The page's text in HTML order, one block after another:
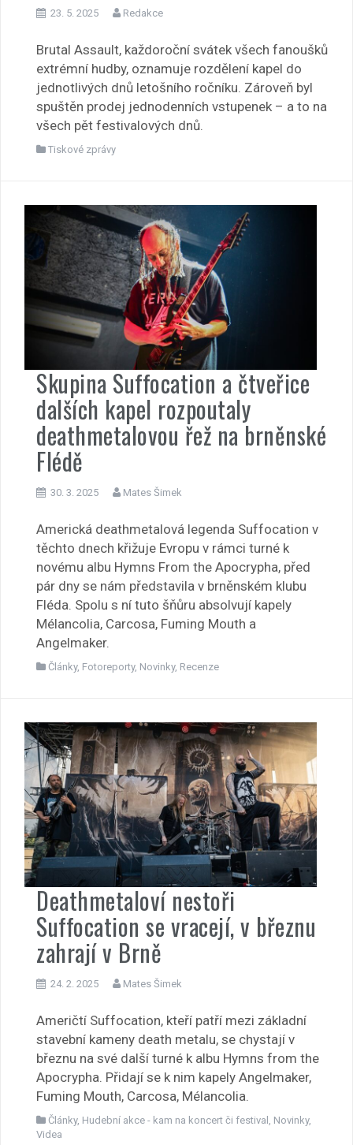
23. 5. 2025 Redakce
Brutal Assault, každoroční svátek všech fanoušků
extrémní hudby, oznamuje rozdělení kapel do
jednotlivých dnů letošního ročníku. Zároveň byl
spuštěn prodej jednodenních vstupenek – a to na
všech pět festivalových dnů.
Tiskové zprávy
Skupina Suffocation a čtveřice
dalších kapel rozpoutaly
deathmetalovou řež na brněnské
Flédě
30. 3. 2025 Mates Šimek
Americká deathmetalová legenda Suffocation v
těchto dnech křižuje Evropu v rámci turné k
novému albu Hymns From the Apocrypha, před
pár dny se nám představila v brněnském klubu
Fléda. Spolu s ní tuto šňůru absolvují kapely
Mélancolia, Carcosa, Fuming Mouth a
Angelmaker.
Články, Fotoreporty, Novinky, Recenze
Deathmetaloví nestoři
Suffocation se vracejí, v březnu
zahrají v Brně
24. 2. 2025 Mates Šimek
Američtí Suffocation, kteří patří mezi základní
stavební kameny death metalu, se chystají v
březnu na své další turné k albu Hymns from the
Apocrypha. Přidají se k nim kapely Angelmaker,
Fuming Mouth, Carcosa, Mélancolia.
Články, Hudební akce - kam na koncert či festival , Novinky,
Videa